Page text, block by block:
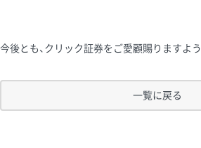
今後とも、クリック証券をご愛顧賜りますよ
一覧に戻る